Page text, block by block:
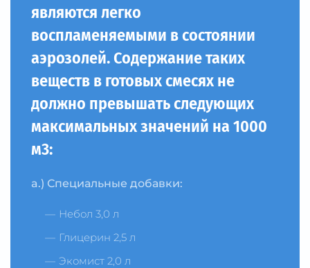
являются легко
воспламеняемыми в состоянии
аэрозолей. Содержание таких
веществ в готовых смесях не
должно превышать следующих
максимальных значений на 1000
м3:
a.) Специальные добавки:
Небол 3,0 л
Глицерин 2,5 л
Экомист 2,0 л